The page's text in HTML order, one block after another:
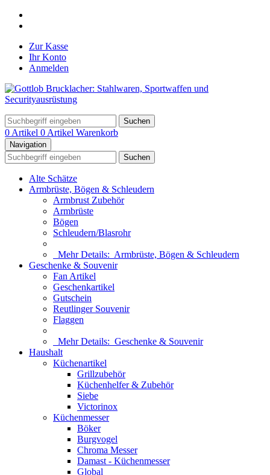
Zur Kasse
Ihr Konto
Anmelden
Suchen
0 Artikel 0 Artikel Warenkorb
Navigation
Suchen
Alte Schätze
Armbrüste, Bögen & Schleudern
Armbrust Zubehör
Armbrüste
Bögen
Schleudern/Blasrohr
Mehr Details: Armbrüste, Bögen & Schleudern
Geschenke & Souvenir
Fan Artikel
Geschenkartikel
Gutschein
Reutlinger Souvenir
Flaggen
Mehr Details: Geschenke & Souvenir
Haushalt
Küchenartikel
Grillzubehör
Küchenhelfer & Zubehör
Siebe
Victorinox
Küchenmesser
Böker
Burgvogel
Chroma Messer
Damast - Küchenmesser
Global